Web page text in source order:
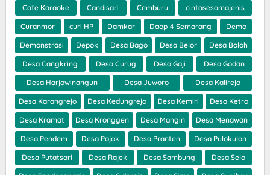
Cafe Karaoke Candisari Cemburu cintasesamajenis
Curanmor curi HP Damkar Daop 4 Semarang Demo
Demonstrasi Depok Desa Bago Desa Belor Desa Boloh
Desa Cangkring Desa Curug Desa Gaji Desa Godan
Desa Harjowinangun Desa Juworo Desa Kalirejo
Desa Karangrejo Desa Kedungrejo Desa Kemiri Desa Ketro
Desa Kramat Desa Kronggen Desa Mangin Desa Menawan
Desa Pendem Desa Pojok Desa Pranten Desa Pulokulon
Desa Putatsari Desa Rajek Desa Sambung Desa Selo